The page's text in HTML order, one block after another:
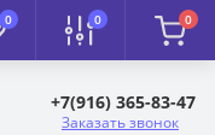
0 0 0
+7(916) 365-83-47
Заказать звонок